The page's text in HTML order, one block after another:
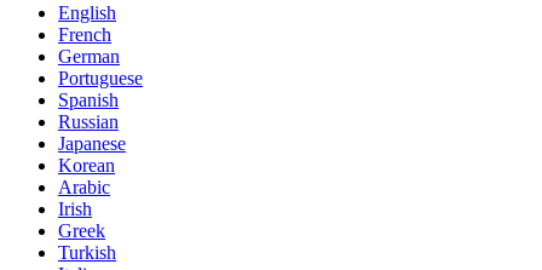
English
French
German
Portuguese
Spanish
Russian
Japanese
Korean
Arabic
Irish
Greek
Turkish